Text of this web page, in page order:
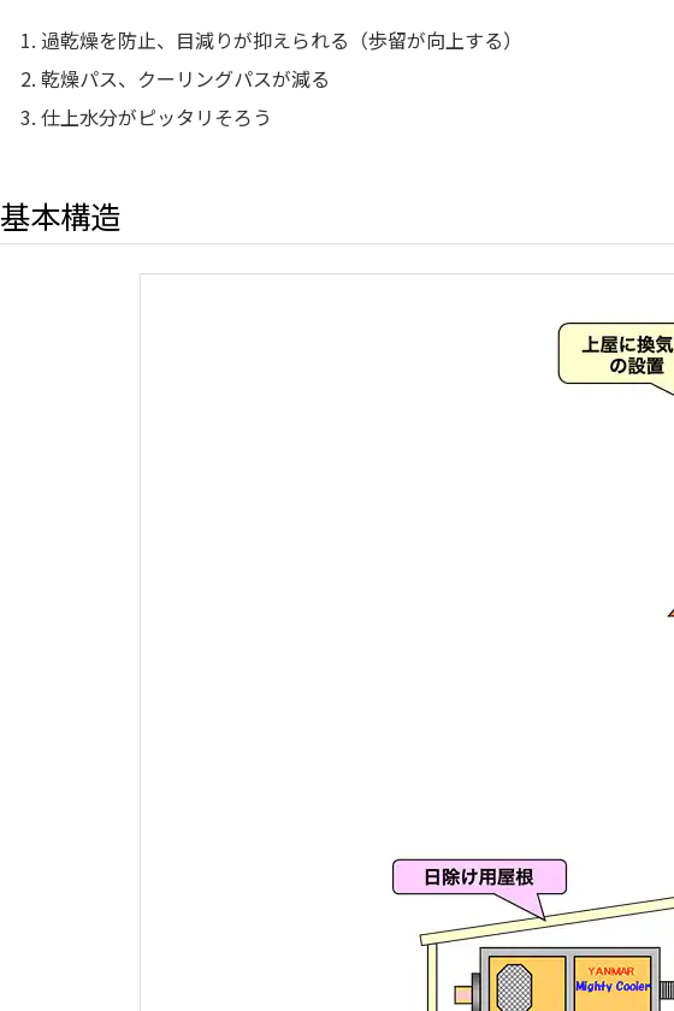
過乾燥を防止、目減りが抑えられる（歩留が向上する）
乾燥パス、クーリングパスが減る
仕上水分がピッタリそろう
基本構造